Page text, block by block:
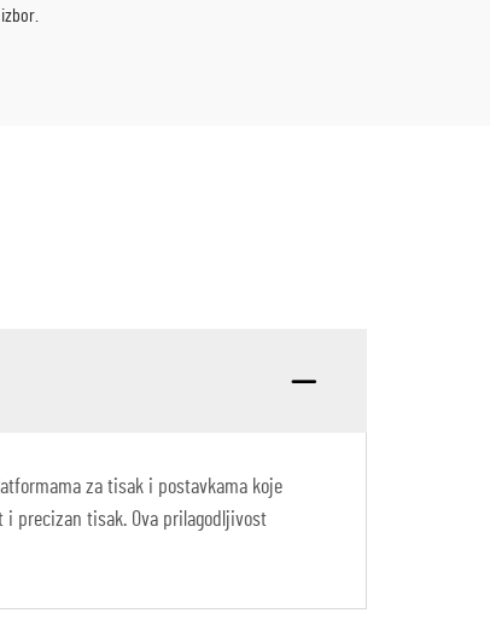
za tisak i postavkama koje
precizan tisak. Ova prilagodljivost